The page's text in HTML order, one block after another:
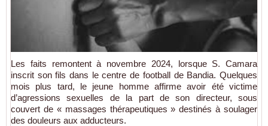
Les faits remontent à novembre 2024, lorsque S. Camara
inscrit son fils dans le centre de football de Bandia. Quelques
mois plus tard, le jeune homme affirme avoir été victime
d’agressions sexuelles de la part de son directeur, sous
couvert de « massages thérapeutiques » destinés à soulager
des douleurs aux adducteurs.